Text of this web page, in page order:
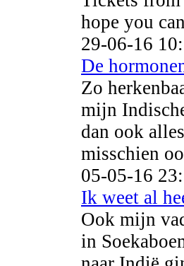
hope you
29-06-16
De
Zo
mijn
dan ook
misschien
05-05-16
Ik weet al
Ook mijn
in